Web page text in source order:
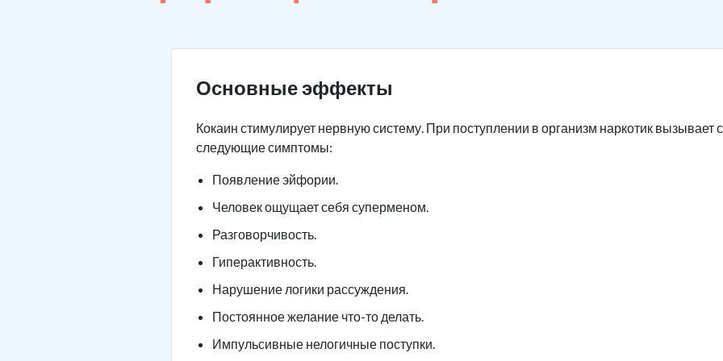
Основные эффекты
Кокаин стимулирует нервную систему. При поступлении в организм наркотик вызывает
следующие симптомы:
Появление эйфории.
Человек ощущает себя суперменом.
Разговорчивость.
Гиперактивность.
Нарушение логики рассуждения.
Постоянное желание что-то делать.
Импульсивные нелогичные поступки.